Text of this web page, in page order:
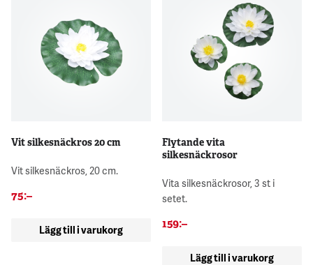
Vit silkesnäckros 20 cm
Vit silkesnäckros, 20 cm.
75:–
Lägg till i varukorg
Flytande vita
silkesnäckrosor
Vita silkesnäckrosor, 3 st i
setet.
159:–
Lägg till i varukorg